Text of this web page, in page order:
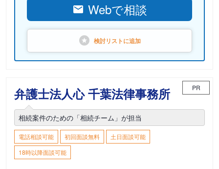
Webで相談
検討リストに追加
弁護士法人心 千葉法律事務所 PR
相続案件のための「相続チーム」が担当
電話相談可能 初回面談無料
土日面談可能
18時以降面談可能